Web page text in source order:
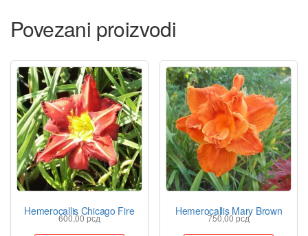
Povezani proizvodi
Hemerocallis Chicago Fire
600,00рсд
Hemerocallis Mary Brown
750,00рсд